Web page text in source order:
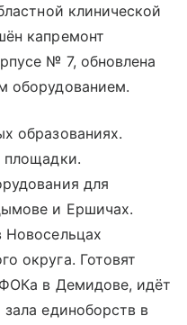
клинической
капремонт
№ 7, обновлена
оборудованием.
образованиях.
площадки.
для
и Ершичах.
Новосельцах
округа. Готовят
в Демидове, идёт
единоборств в